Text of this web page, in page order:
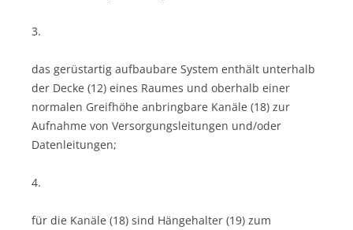
3.
das gerüstartig aufbaubare System enthält unterhalb
der Decke (12) eines Raumes und oberhalb einer
normalen Greifhöhe anbringbare Kanäle (18) zur
Aufnahme von Versorgungsleitungen und/oder
Datenleitungen;
4.
für die Kanäle (18) sind Hängehalter (19) zum